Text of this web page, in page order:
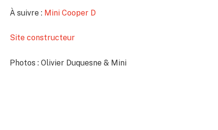
À suivre : Mini Cooper D
Site constructeur
Photos : Olivier Duquesne & Mini